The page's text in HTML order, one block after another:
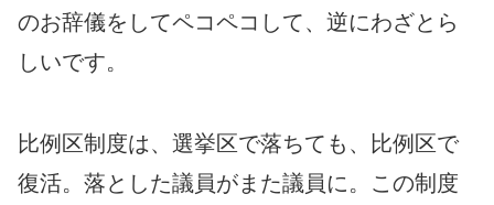
のお辞儀をしてペコペコして、逆にわざとら
しいです。
比例区制度は、選挙区で落ちても、比例区で
復活。落とした議員がまた議員に。この制度